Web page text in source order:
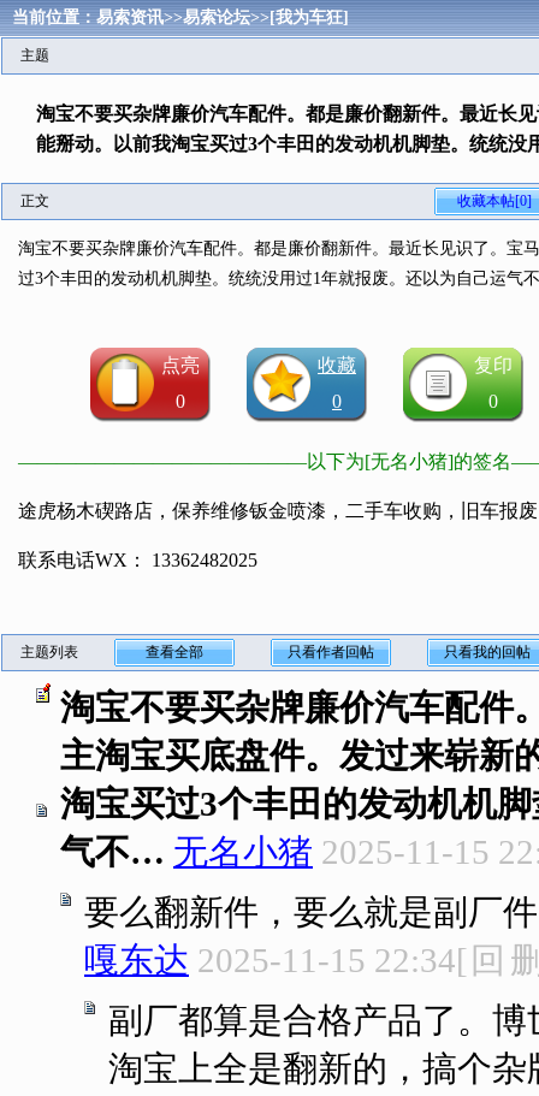
当前位置：易索资讯>>易索论坛>>[我为车狂]
主题
淘宝不要买杂牌廉价汽车配件。都是廉价翻新件。最近长
能掰动。以前我淘宝买过3个丰田的发动机机脚垫。统统
正文 收藏本帖[0]
淘宝不要买杂牌廉价汽车配件。都是廉价翻新件。最近长见识了。宝
过3个丰田的发动机机脚垫。统统没用过1年就报废。还以为自己运气
点亮
0
收藏
0
复印
0
———————————————以下为[无名小猪]的
途虎杨木碶路店，保养维修钣金喷漆，二手车收购，旧车报
联系电话WX： 13362482025
主题列表 查看全部 只看作者回帖 只看我的回帖
淘宝不要买杂牌廉价汽车配件
主淘宝买底盘件。发过来崭新
淘宝买过3个丰田的发动机机
气不… 无名小猪 2025-11-15
要么翻新件，要么就是副厂
嘎东达 2025-11-15 22:34[ 回
副厂都算是合格产品了。
淘宝上全是翻新的，搞个